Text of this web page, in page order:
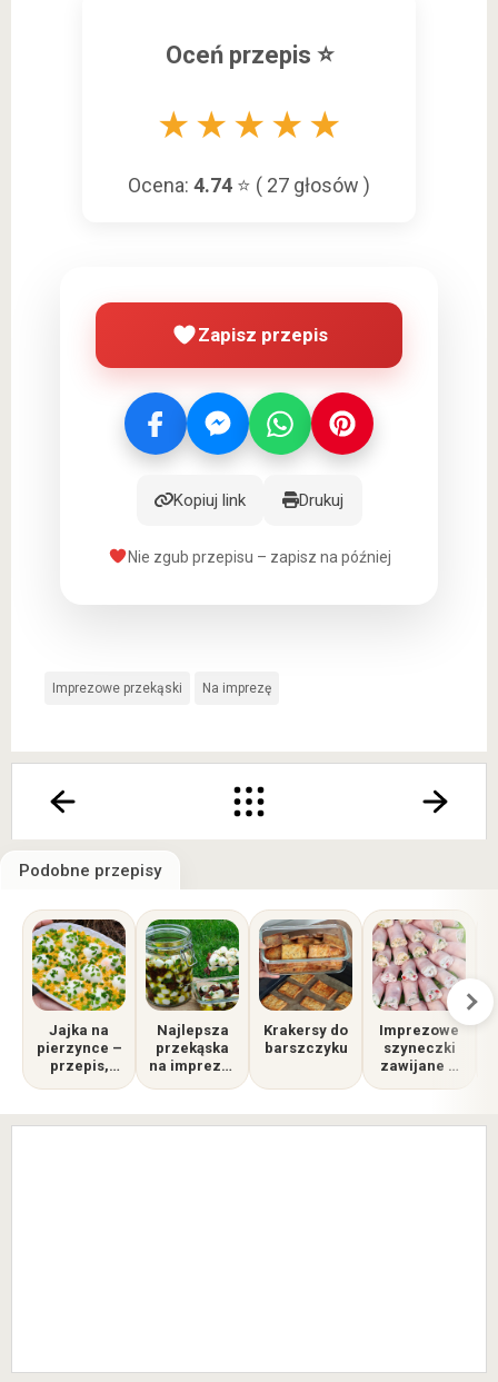
Oceń przepis ⭐
★ ★ ★ ★ ★
Ocena: 4.74 ⭐ ( 27 głosów )
Zapisz przepis
Kopiuj link Drukuj
Nie zgub przepisu – zapisz na później
Imprezowe przekąski Na imprezę
Podobne przepisy
Jajka na
pierzynce –
przepis,
Lepsze niż
Najlepsza
przekąska
na imprezę i
mozzarella
Krakersy do
barszczyku
Imprezowe
szyneczki
zawijane w